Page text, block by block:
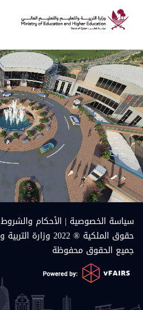
سياسة الخصوصية | الأحكام والشروط
حقوق الملكية ® 2022 وزارة التربية والتعليم و التعليم العالي
جميع الحقوق محفوظة